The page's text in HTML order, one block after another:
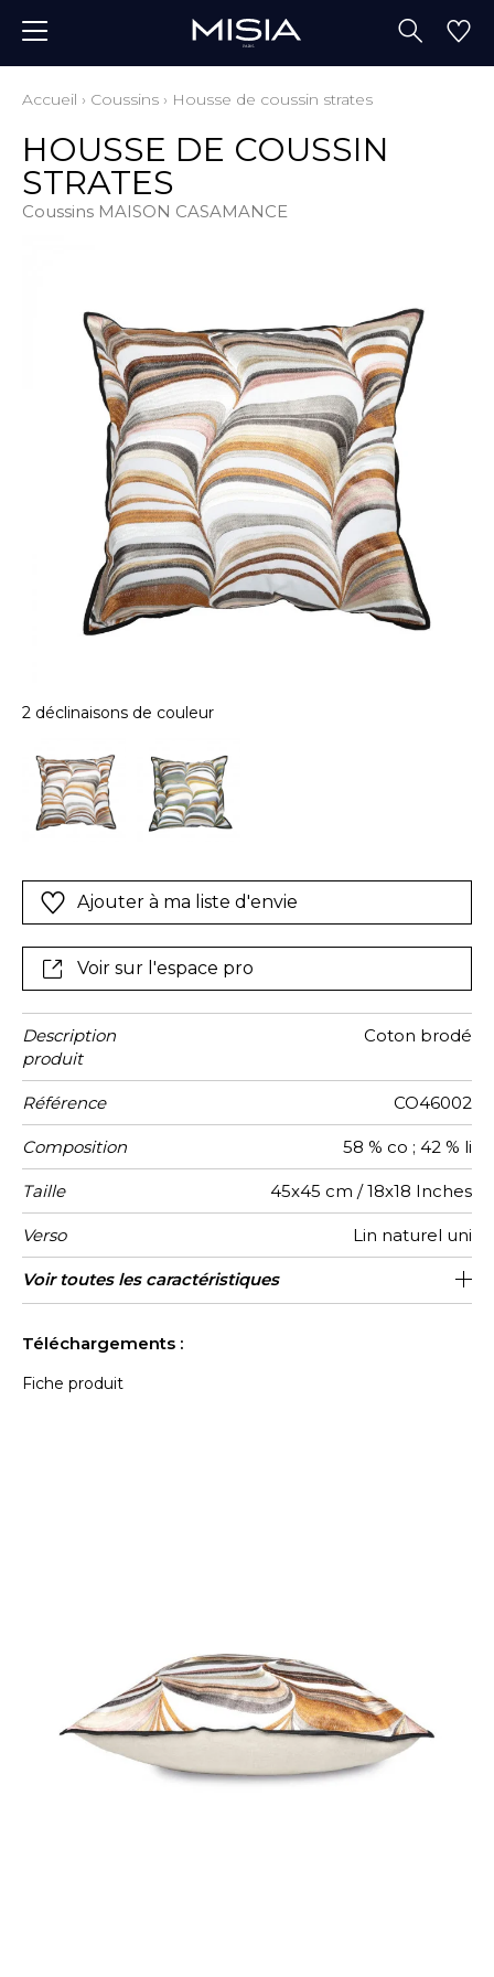
Accueil › Coussins › Housse de coussin strates
HOUSSE DE COUSSIN
STRATES
Coussins MAISON CASAMANCE
2 déclinaisons de couleur
Ajouter à ma liste d'envie
Voir sur l'espace pro
Description
produit
Coton brodé
Référence CO46002
Composition 58 % co ; 42 % li
Taille 45x45 cm / 18x18 Inches
Verso Lin naturel uni
Finition Point bourdon
Fermeture Zippee invisible
Entretien
Pays
d'origine
Tunisie
Voir toutes les caractéristiques
Téléchargements :
Fiche produit